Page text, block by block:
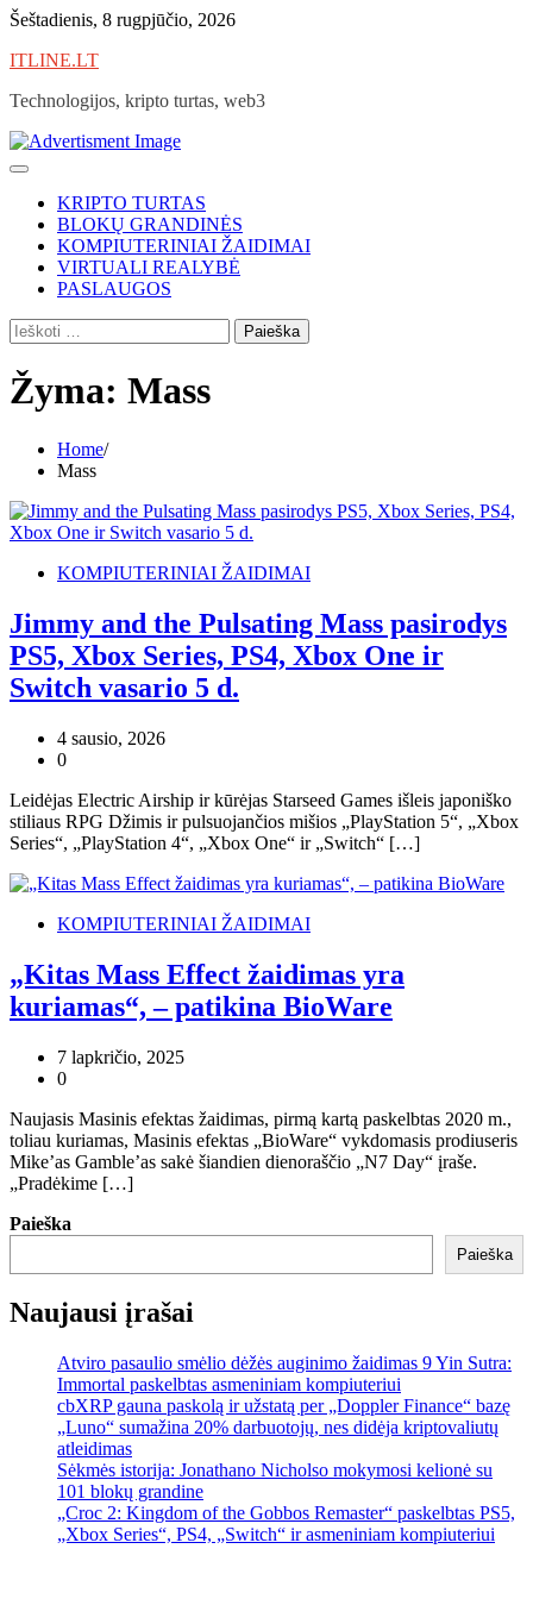
Skip
content
Šeštadienis, 8 rugpjūčio, 2026
ITLINE.LT
Technologijos, kripto turtas, web3
KRIPTO TURTAS
BLOKŲ GRANDINĖS
KOMPIUTERINIAI ŽAIDIMAI
VIRTUALI REALYBĖ
PASLAUGOS
Ieškoti:
Žyma: Mass
Home
Mass
KOMPIUTERINIAI ŽAIDIMAI
Jimmy and the Pulsating Mass pasirodys
PS5, Xbox Series, PS4, Xbox One ir
Switch vasario 5 d.
4 sausio, 2026
0
Leidėjas Electric Airship ir kūrėjas Starseed Games išleis japoniško
stiliaus RPG Džimis ir pulsuojančios mišios „PlayStation 5“, „Xbox
Series“, „PlayStation 4“, „Xbox One“ ir „Switch“ […]
KOMPIUTERINIAI ŽAIDIMAI
„Kitas Mass Effect žaidimas yra
kuriamas“, – patikina BioWare
7 lapkričio, 2025
0
Naujasis Masinis efektas žaidimas, pirmą kartą paskelbtas 2020 m.,
toliau kuriamas, Masinis efektas „BioWare“ vykdomasis prodiuseris
Mike’as Gamble’as sakė šiandien dienoraščio „N7 Day“ įraše.
„Pradėkime […]
Paieška
Paieška
Naujausi įrašai
Atviro pasaulio smėlio dėžės auginimo žaidimas 9 Yin Sutra:
Immortal paskelbtas asmeniniam kompiuteriui
cbXRP gauna paskolą ir užstatą per „Doppler Finance“ bazę
„Luno“ sumažina 20% darbuotojų, nes didėja kriptovaliutų
atleidimas
Sėkmės istorija: Jonathano Nicholso mokymosi kelionė su
101 blokų grandine
„Croc 2: Kingdom of the Gobbos Remaster“ paskelbtas PS5,
„Xbox Series“, PS4, „Switch“ ir asmeniniam kompiuteriui